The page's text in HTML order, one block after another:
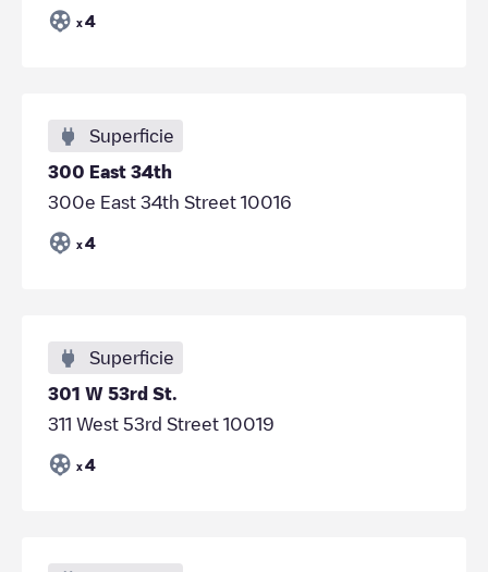
x 4
Superficie
300 East 34th
300e East 34th Street 10016
x 4
Superficie
301 W 53rd St.
311 West 53rd Street 10019
x 4